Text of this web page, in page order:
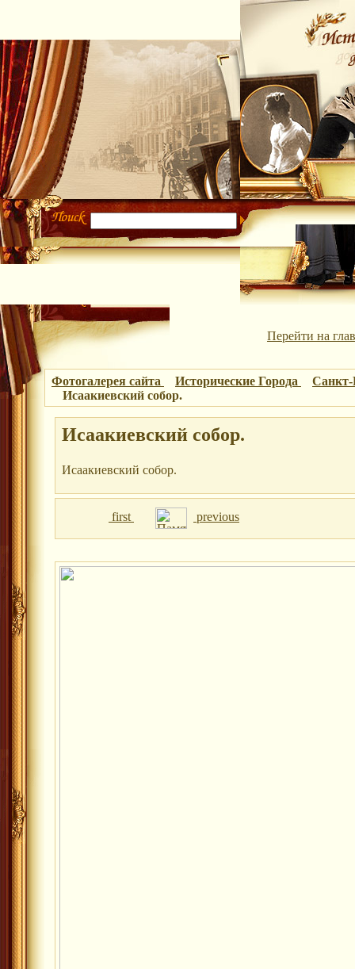
Перейти на
Фотогалерея сайта Исторические Города
Санкт-
Исаакиевский собор.
Исаакиевский собор.
Исаакиевский собор.
first previous